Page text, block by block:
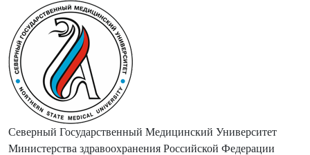
Северный Государственный Медицинский Университет
Министерства здравоохранения Российской Федерации